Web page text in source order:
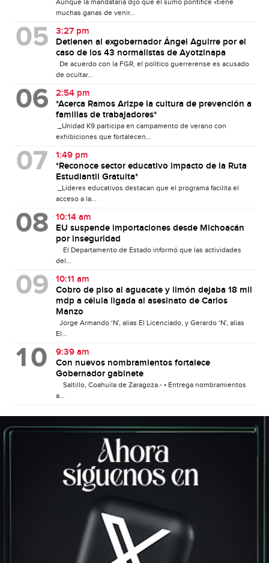
muchas ganas de venir...
3:27 pm
Detienen al exgobernador Ángel Aguirre por el
caso de los 43 normalistas de Ayotzinapa
De acuerdo con la FGR, el político guerrerense es acusado
de ocultar...
2:54 pm
*Acerca Ramos Arizpe la cultura de prevención a
familias de trabajadores*
_Unidad K9 participa en campamento de verano con
exhibiciones que fortalecen...
1:49 pm
*Reconoce sector educativo impacto de la Ruta
Estudiantil Gratuita*
_Líderes educativos destacan que el programa facilita el
acceso a la...
10:14 am
EU suspende importaciones desde Michoacán
por inseguridad
El Departamento de Estado informó que las actividades
del...
10:11 am
Cobro de piso al aguacate y limón dejaba 18 mil
mdp a célula ligada al asesinato de Carlos
Manzo
Jorge Armando ‘N’, alias El Licenciado, y Gerardo ‘N’, alias
El...
9:39 am
Con nuevos nombramientos fortalece
Gobernador gabinete
Saltillo, Coahuila de Zaragoza.- • Entrega nombramientos
a...